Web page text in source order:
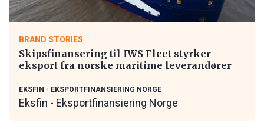
BRAND STORIES
Skipsfinansering til IWS Fleet styrker
eksport fra norske maritime leverandører
EKSFIN - EKSPORTFINANSIERING NORGE
Eksfin - Eksportfinansiering Norge